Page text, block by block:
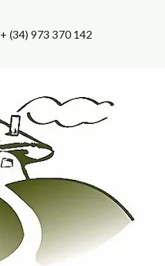
+ (34) 973 370 142